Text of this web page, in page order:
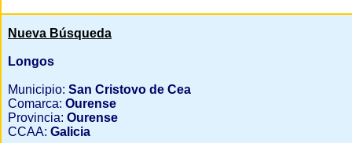
Nueva Búsqueda
Longos
Municipio: San Cristovo de Cea
Comarca: Ourense
Provincia: Ourense
CCAA: Galicia